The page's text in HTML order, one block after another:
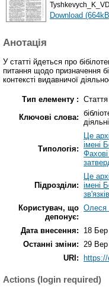
Download
Анотація
У статті йдеться про
питання щодо призначення
контексті видавничої
Тип елементу : Стаття
Ключові слова:
Типологія:
Це
імені
Підрозділи:
Це
імені
Користувач, що
депонує:
Олеся
Дата внесення:
18
Останні зміни: 29 Вер
URI:
Actions (login required)